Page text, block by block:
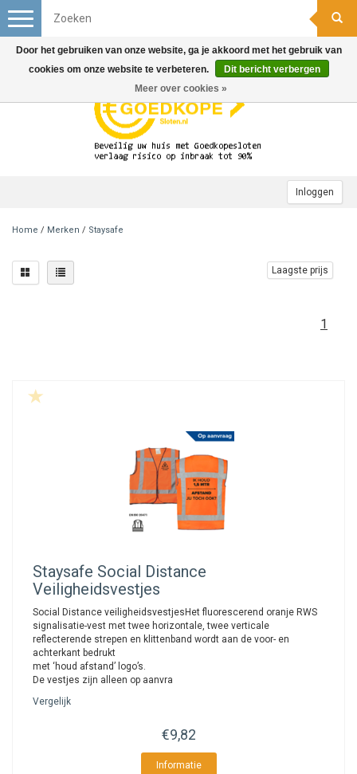
Inloggen
Toggle
navigation
Home / Merken / Staysafe
Laagste prijs
1
Staysafe Social Distance
Veiligheidsvestjes
Social Distance veiligheidsvestjesHet fluorescerend oranje RWS
signalisatie-vest met twee horizontale, twee verticale
reflecterende strepen en klittenband wordt aan de voor- en
achterkant bedrukt
met ‘houd afstand’ logo’s.
De vestjes zijn alleen op aanvra
Vergelijk
€9,82
Informatie
Door het gebruiken van onze website, ga je akkoord met het gebruik van
cookies om onze website te verbeteren.
Dit bericht verbergen
Meer over cookies »